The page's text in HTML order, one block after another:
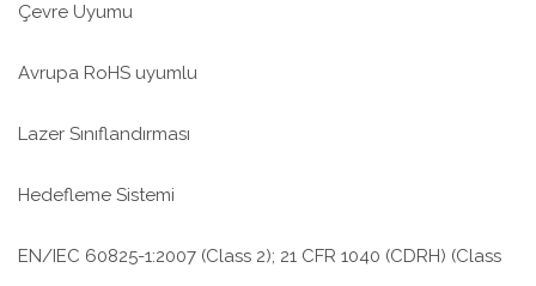
Çevre Uyumu
Avrupa RoHS uyumlu
Lazer Sınıflandırması
Hedefleme Sistemi
EN/IEC 60825-1:2007 (Class 2); 21 CFR 1040 (CDRH) (Class